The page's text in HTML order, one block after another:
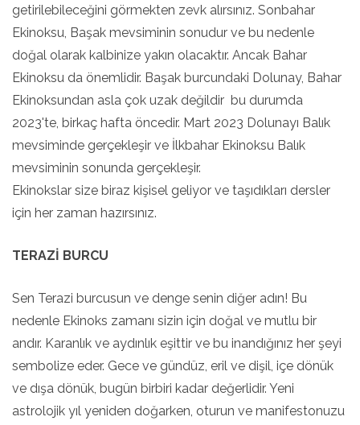
getirilebileceğini görmekten zevk alırsınız. Sonbahar
Ekinoksu, Başak mevsiminin sonudur ve bu nedenle
doğal olarak kalbinize yakın olacaktır. Ancak Bahar
Ekinoksu da önemlidir. Başak burcundaki Dolunay, Bahar
Ekinoksundan asla çok uzak değildir bu durumda
2023'te, birkaç hafta öncedir. Mart 2023 Dolunayı Balık
mevsiminde gerçekleşir ve İlkbahar Ekinoksu Balık
mevsiminin sonunda gerçekleşir.
Ekinokslar size biraz kişisel geliyor ve taşıdıkları dersler
için her zaman hazırsınız.
TERAZİ BURCU
Sen Terazi burcusun ve denge senin diğer adın! Bu
nedenle Ekinoks zamanı sizin için doğal ve mutlu bir
andır. Karanlık ve aydınlık eşittir ve bu inandığınız her şeyi
sembolize eder. Gece ve gündüz, eril ve dişil, içe dönük
ve dışa dönük, bugün birbiri kadar değerlidir. Yeni
astrolojik yıl yeniden doğarken, oturun ve manifestonuzu